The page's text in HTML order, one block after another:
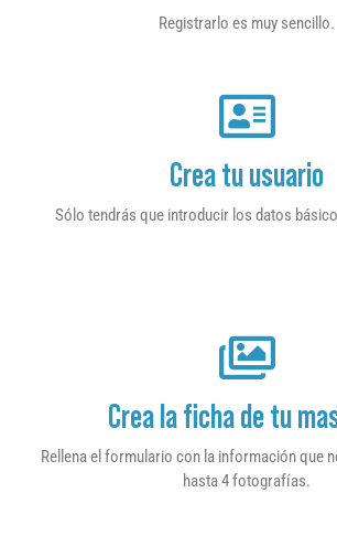
Registrarlo es muy sencillo.
Crea tu usuario
Sólo tendrás que introducir los datos
Crea la ficha de tu
Rellena el formulario con la información que
hasta 4 fotografías.